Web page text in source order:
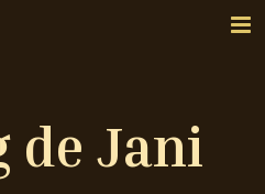
de Jani